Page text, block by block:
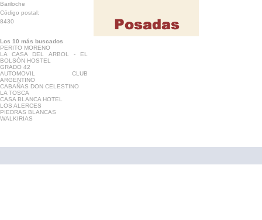
Bariloche
Código postal:
8430
Los 10 más buscados
PERITO MORENO
LA CASA DEL ARBOL - EL
BOLSÓN HOSTEL
GRADO 42
AUTOMOVIL CLUB
ARGENTINO
CABAÑAS DON CELESTINO
LA TOSCA
CASA BLANCA HOTEL
LOS ALERCES
PIEDRAS BLANCAS
WALKIRIAS